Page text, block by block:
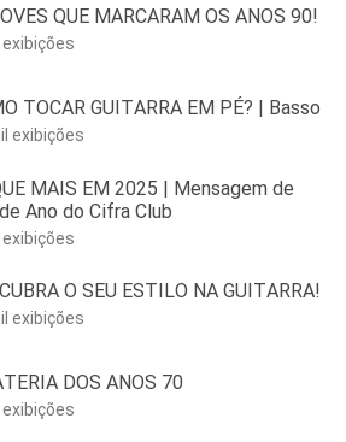
QUE MARCARAM OS ANOS 90!
exibições
TOCAR GUITARRA EM PÉ? | Basso
exibições
MAIS EM 2025 | Mensagem de
Ano do Cifra Club
exibições
O SEU ESTILO NA GUITARRA!
exibições
DOS ANOS 70
exibições